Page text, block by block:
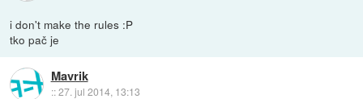
i don't make the rules :P
tko pač je
Mavrik
::27. jul 2014, 13:13